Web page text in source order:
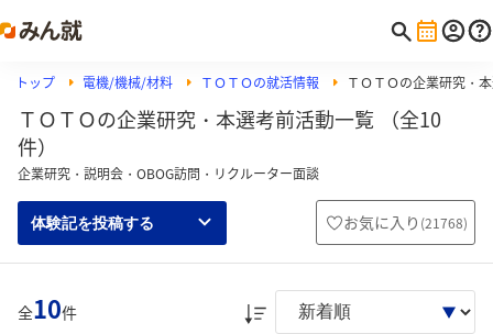
トップ 電機/機械/材料 ＴＯＴＯの就活情報 ＴＯＴＯの企業研究・
ＴＯＴＯの企業研究・本選考前活動一覧 （全10
件）
企業研究・説明会・OBOG訪問・リクルーター面談
体験記を投稿する お気に入り (21768)
全10件